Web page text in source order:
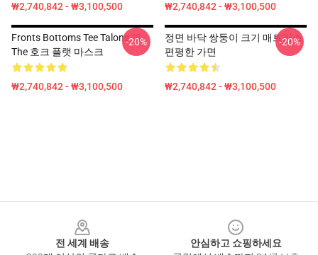
₩2,740,842 - ₩3,100,500 ₩2,740,842 - ₩3,100,500
Fronts Bottoms Tee Talons 의
The 호크 플랫 마스크
₩2,740,842 - ₩3,100,500
-20%
정면 바닥 쌍둥이 크기 매트리스
편평한 가면
₩2,740,842 - ₩3,100,500
-20%
전 세계 배송
안심하고 쇼핑하세요